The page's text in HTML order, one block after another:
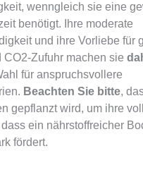
wenngleich sie eine
benötigt. Ihre moderate
und ihre Vorliebe für
CO2-Zufuhr machen sie
für anspruchsvollere
Beachten Sie bitte,
gepflanzt wird, um ihre
ein nährstoffreicher
fördert.